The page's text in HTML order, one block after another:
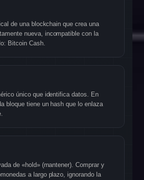
de una blockchain que crea una
nueva, incompatible con la
Bitcoin Cash.
único que identifica datos. En
bloque tiene un hash que lo enlaza
de «hold» (mantener). Comprar y
a largo plazo, ignorando la